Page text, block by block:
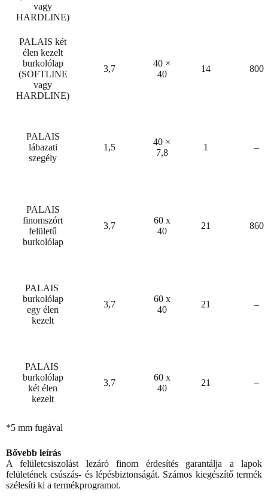
vagy
HARDLINE)
PALAIS két
élen kezelt
burkolólap
(SOFTLINE
vagy
HARDLINE)
3,7
40 ×
40
14 800
PALAIS
lábazati
szegély
1,5
40 ×
7,8
1 –
PALAIS
finomszórt
felületű
burkolólap
3,7
60 x
40
21 860
PALAIS
burkolólap
egy élen
kezelt
3,7
60 x
40
21 –
PALAIS
burkolólap
két élen
kezelt
3,7
60 x
40
21 –
*5 mm fugával
Bővebb leírás
A felületcsiszolást lezáró finom érdesítés garantálja a lapok
felületének csúszás- és lépésbiztonságát. Számos kiegészítő termék
szélesíti ki a termékprogramot.